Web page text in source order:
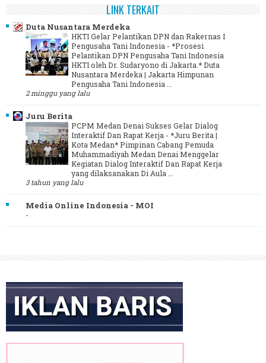
LINK TERKAIT
Duta Nusantara Merdeka
HKTI Gelar Pelantikan DPN dan Rakernas I
Pengusaha Tani Indonesia - *Prosesi
Pelantikan DPN Pengusaha Tani Indonesia
HKTI oleh Dr. Sudaryono di Jakarta.* Duta
Nusantara Merdeka | Jakarta Himpunan
Pengusaha Tani Indonesia ...
2 minggu yang lalu
Juru Berita
PCPM Medan Denai Sukses Gelar Dialog
Interaktif Dan Rapat Kerja - *Juru Berita |
Kota Medan* Pimpinan Cabang Pemuda
Muhammadiyah Medan Denai Menggelar
Kegiatan Dialog Interaktif Dan Rapat Kerja
yang dilaksanakan Di Aula ...
3 tahun yang lalu
Media Online Indonesia - MOI
-